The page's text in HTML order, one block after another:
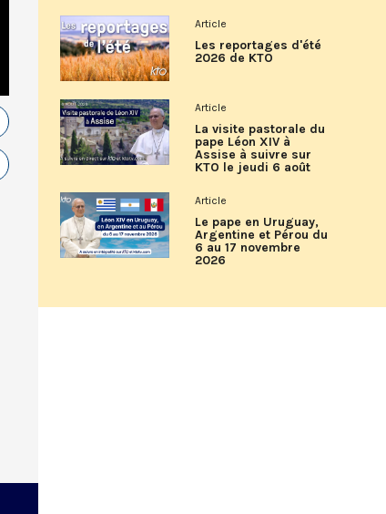
Article
Les reportages d'été
2026 de KTO
Article
La visite pastorale du
pape Léon XIV à
Assise à suivre sur
KTO le jeudi 6 août
Article
Le pape en Uruguay,
Argentine et Pérou du
6 au 17 novembre
2026